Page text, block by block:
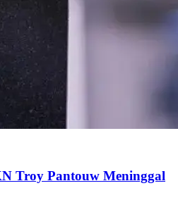
Troy Pantouw Meninggal